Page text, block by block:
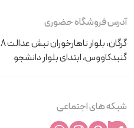
آدرس فروشگاه حضوری
گرگان، بلوار ناهارخوران نبش عدالت 68
گنبدکاووس، ابتدای بلوار دانشجو
شبکه های اجتماعی